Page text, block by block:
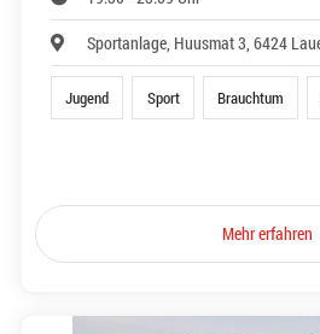
Sportanlage, Huusmat 3, 6424
Jugend Sport Brauchtum
Mehr erfahren